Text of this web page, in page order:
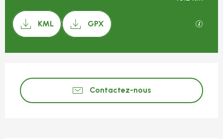
Documentation
KML GPX
Contactez-nous